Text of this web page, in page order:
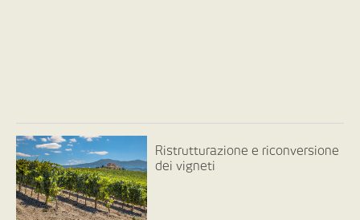
Ristrutturazione e riconversione
dei vigneti